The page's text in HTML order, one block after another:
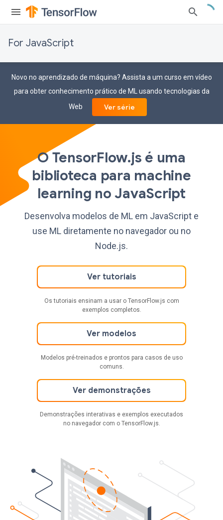
For JavaScript
Novo no aprendizado de máquina? Assista a um curso em vídeo
para obter conhecimento prático de ML usando tecnologias da
Web
Ver série
O TensorFlow.js é uma
biblioteca para machine
learning no JavaScript
Desenvolva modelos de ML em JavaScript e
use ML diretamente no navegador ou no
Node.js.
Ver tutoriais
Os tutoriais ensinam a usar o TensorFlow.js com
exemplos completos.
Ver modelos
Modelos pré-treinados e prontos para casos de uso
comuns.
Ver demonstrações
Demonstrações interativas e exemplos executados
no navegador com o TensorFlow.js.